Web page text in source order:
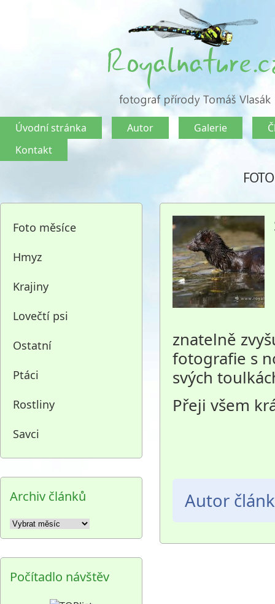
Úvodní stránka Autor Galerie
Kontakt
Foto měsíce
Hmyz
Krajiny
Lovečtí psi
Ostatní
Ptáci
Rostliny
Savci
Archiv článků
Archiv
článků
Počítadlo návštěv
znatelně
fotografie s
svých
Přeji všem
Autor